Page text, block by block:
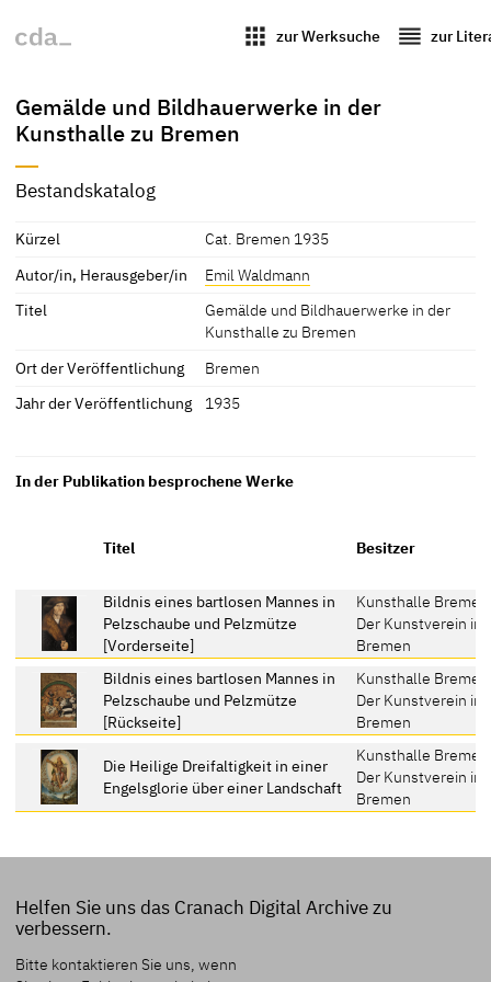
apps zur Werksuche reorder zur
Gemälde und Bildhauerwerke in der
Kunsthalle zu Bremen
Bestandskatalog
Kürzel
Cat. Bremen 1935
Autor/in, Herausgeber/in
Emil Waldmann
Titel
Gemälde und Bildhauerwerke in der
Kunsthalle zu Bremen
Ort der Veröffentlichung
Bremen
Jahr der Veröffentlichung
1935
In der Publikation besprochene Werke
Titel Besitzer
Bildnis eines bartlosen Mannes in
Pelzschaube und Pelzmütze
[Vorderseite]
Kunsthalle
Der Kunstverein in
Bremen
Bildnis eines bartlosen Mannes in
Pelzschaube und Pelzmütze
[Rückseite]
Kunsthalle
Der Kunstverein in
Bremen
Die Heilige Dreifaltigkeit in einer
Engelsglorie über einer Landschaft
Kunsthalle
Der Kunstverein in
Bremen
Helfen Sie uns das Cranach Digital Archive zu
verbessern.
Bitte kontaktieren Sie uns, wenn